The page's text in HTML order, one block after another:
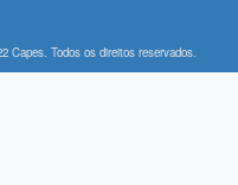
Capes. Todos os direitos reservados.